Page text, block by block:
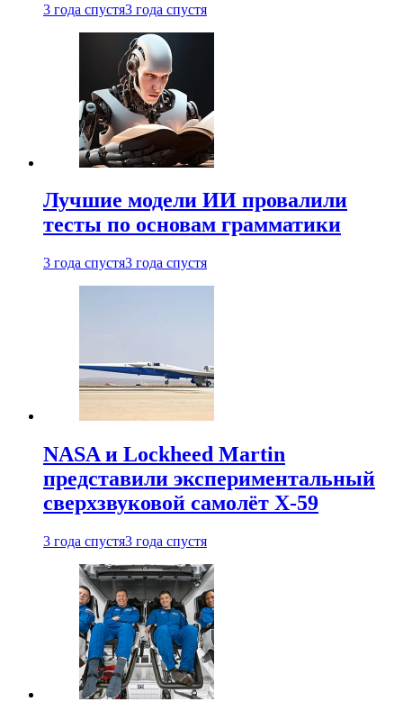
3 года спустя3 года спустя
Лучшие модели ИИ провалили
тесты по основам грамматики
3 года спустя3 года спустя
NASA и Lockheed Martin
представили экспериментальный
сверхзвуковой самолёт X-59
3 года спустя3 года спустя